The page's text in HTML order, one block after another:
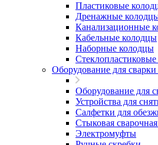
Пластиковые
Дренажные
Канализационные
Кабельные колодцы
Наборные колодцы
Оборудование для сварки
Оборудование для
Устройства для
Салфетки для
Стыковая
Электромуфты